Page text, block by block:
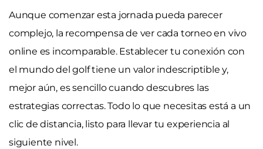
Aunque comenzar esta jornada pueda parecer
complejo, la recompensa de ver cada torneo en vivo
online es incomparable. Establecer tu conexión con
el mundo del golf tiene un valor indescriptible y,
mejor aún, es sencillo cuando descubres las
estrategias correctas. Todo lo que necesitas está a un
clic de distancia, listo para llevar tu experiencia al
siguiente nivel.